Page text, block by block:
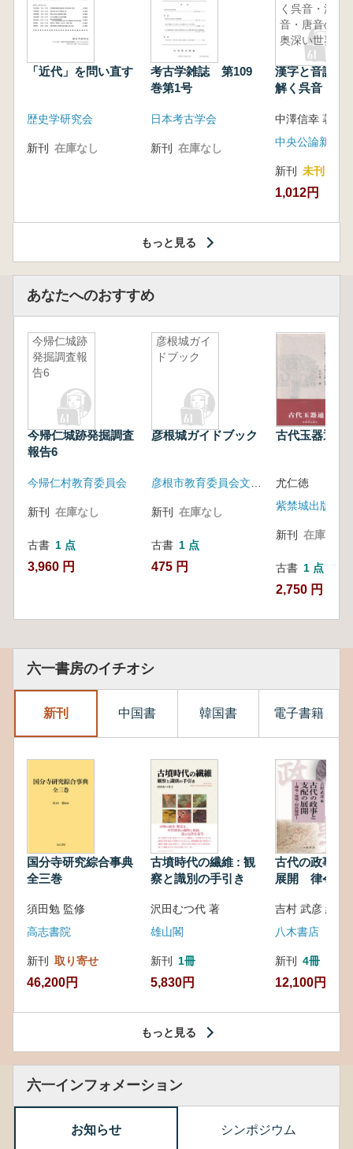
「近代」を問い直す
歴史学研究会
新刊 在庫なし
考古学雑誌 第109
巻第1号
日本考古学会
新刊 在庫なし
く呉音・漢
音・唐音の
奥深い世界
漢字と音読み
解く呉音・漢
中澤信幸 著
中央公論新社
新刊 未刊
1,012円
もっと見る
あなたへのおすすめ
今帰仁城跡
発掘調査報
告6
今帰仁城跡発掘調査
報告6
今帰仁村教育委員会
新刊 在庫なし
古書 1 点
3,960 円
彦根城ガイ
ドブック
彦根城ガイドブック
新刊 在庫なし
古書 1 点
475 円
古代玉器通論
尤仁徳
紫禁城出版社
新刊 在庫なし
古書 1 点
2,750 円
六一書房のイチオシ
新刊 中国書 韓国書 電子書籍
国分寺研究綜合事典
全三巻
須田勉 監修
高志書院
新刊 取り寄せ
46,200円
古墳時代の繊維 : 観
察と識別の手引き
沢田むつ代 著
雄山閣
新刊 1冊
5,830円
古代の政事と
展開 律令・
吉村 武彦 編集
八木書店
新刊 4冊
12,100円
もっと見る
六一インフォメーション
お知らせ シンポジウム